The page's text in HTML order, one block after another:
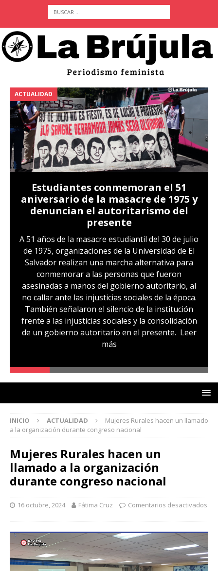
ACTUALIDAD
Estudiantes conmemoran el 51
aniversario de la masacre de 1975 y
denuncian el autoritarismo del
presente
A 51 años de la masacre estudiantil del 30 de julio
de 1975, organizaciones de la Universidad de El
Salvador realizan una marcha alternativa para
conmemorar a las personas que fueron
asesinadas a manos del gobierno autoritario, al
no callar ante las injusticias sociales de la época.
También señalaron el silencio de la institución
frente a las injusticias sociales y la consolidación
de un gobierno autoritario en el presente. Leer
más
INICIO ACTUALIDAD
Mujeres Rurales hacen un llamado
a la organización durante congreso nacional
Mujeres Rurales hacen un
llamado a la organización
durante congreso nacional
16 octubre, 2024 Fátima Cruz Comentarios desactivados